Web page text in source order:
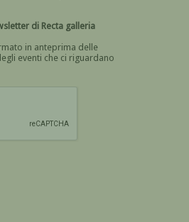
galleria
in anteprima delle
eventi che ci riguardano